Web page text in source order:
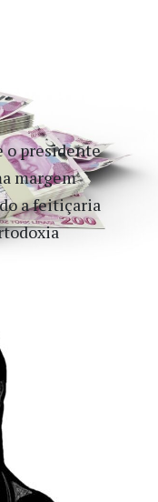
o presidente
margem
a feitiçaria